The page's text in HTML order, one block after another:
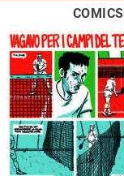
COMICS